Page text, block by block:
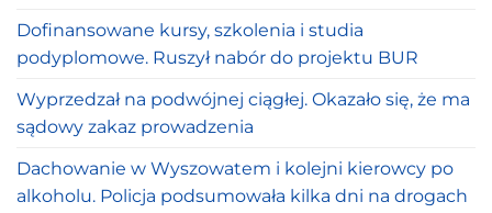
Dofinansowane kursy, szkolenia i studia
podyplomowe. Ruszył nabór do projektu BUR
Wyprzedzał na podwójnej ciągłej. Okazało się, że ma
sądowy zakaz prowadzenia
Dachowanie w Wyszowatem i kolejni kierowcy po
alkoholu. Policja podsumowała kilka dni na drogach